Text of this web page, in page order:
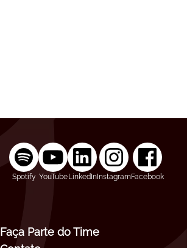
Spotify YouTubeLinkedInInstagramFacebook
Faça Parte do Time